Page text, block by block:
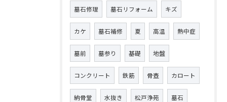
墓石修理 墓石リフォーム キズ
カケ 墓石補修 夏 高温 熱中症
墓前 墓参り 基礎 地盤
コンクリート 鉄筋 骨壺 カロート
納骨堂 水抜き 松戸浄苑 墓石